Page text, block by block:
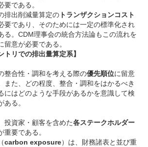
要である。
排出削減量算定の トランザクションコスト
要であり、そのためには一定の標準化され
る。CDM理事会の統合方法論もこの流れを
留意が必要である。
リでの排出量算定系】
整合性・調和を考える際の優先順位に留意
また、どの程度、整合・調和をはかるべき
にはどのような手段があるかを意識して検
る。
投資家・顧客を含めた各ステークホルダー
重要である。
carbon exposure）は、財務諸表と並び重